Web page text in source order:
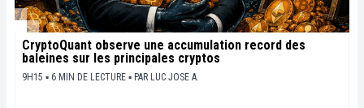
CryptoQuant observe une accumulation record des
baleines sur les principales cryptos
9H15 ▪ 6 MIN DE LECTURE ▪ PAR LUC JOSE A.